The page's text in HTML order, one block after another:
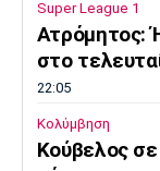
Super League 1
Ατρόμητος:
στο
22:05
Κολύμβηση
Κούβελος